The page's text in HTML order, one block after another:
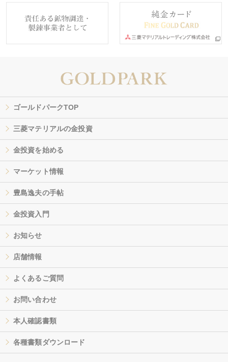
ゴールドパークTOP
三菱マテリアルの金投資
金投資を始める
マーケット情報
豊島逸夫の手帖
金投資入門
お知らせ
店舗情報
よくあるご質問
お問い合わせ
本人確認書類
各種書類ダウンロード